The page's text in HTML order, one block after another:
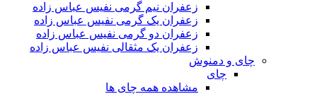
زعفران نیم گرمی نفیس عباس زاده
زعفران یک گرمی نفیس عباس زاده
زعفران دو گرمی نفیس عباس زاده
زعفران یک مثقالی نفیس عباس زاده
چای و دمنوش
چای
مشاهده همه چای ها